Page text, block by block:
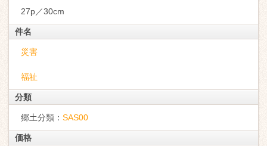
27p／30cm
件名
災害
福祉
分類
郷土分類： SAS00
価格